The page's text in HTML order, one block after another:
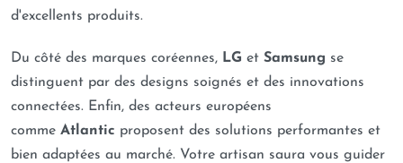
d'excellents produits.
Du côté des marques coréennes, LG et Samsung se
distinguent par des designs soignés et des innovations
connectées. Enfin, des acteurs européens
comme Atlantic proposent des solutions performantes et
bien adaptées au marché. Votre artisan saura vous guider